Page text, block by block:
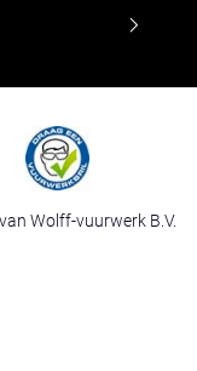
Wolff-vuurwerk B.V.